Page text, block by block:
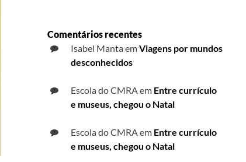
Comentários recentes
Isabel MantaemViagens por mundos
desconhecidos
Escola do CMRAem Entre currículo
e museus, chegou o Natal
Escola do CMRAem Entre currículo
e museus, chegou o Natal